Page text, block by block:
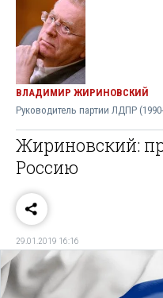
ВЛАДИМИР ЖИРИНОВСКИЙ
Руководитель партии ЛДПР
Жириновский:
Россию
29.01.2019 16:16